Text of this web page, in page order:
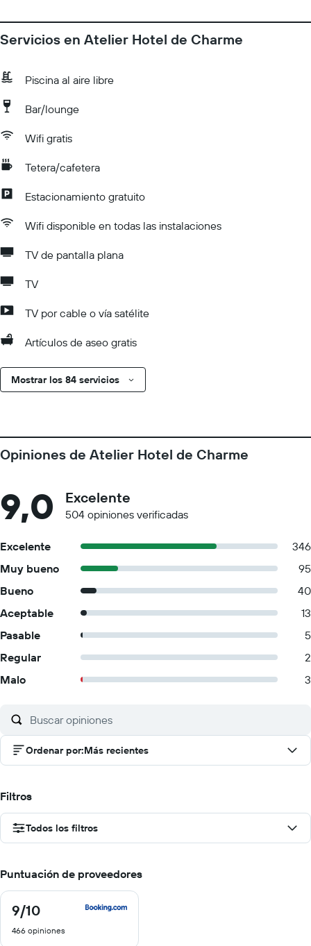
Servicios en Atelier Hotel de Charme
Piscina al aire libre
Bar/lounge
Wifi gratis
Tetera/cafetera
Estacionamiento gratuito
Wifi disponible en todas las instalaciones
TV de pantalla plana
TV
TV por cable o vía satélite
Artículos de aseo gratis
Mostrar los 84 servicios
Opiniones de Atelier Hotel de Charme
9,0 Excelente
504 opiniones verificadas
Excelente
346
Muy bueno
95
Bueno
40
Aceptable
13
Pasable
5
Regular
2
Malo
3
Ordenar por:Más recientes
Filtros
Todos los filtros
Puntuación de proveedores
9/10
9
de
10
466 opiniones